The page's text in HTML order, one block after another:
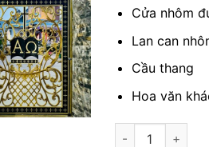
Cửa nhôm
Lan can
Cầu thang
Hoa văn
bảng số nhà